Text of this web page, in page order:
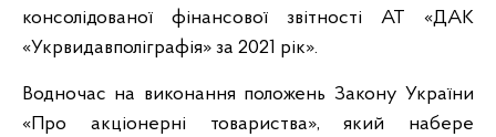
консолідованої фінансової звітності АТ «ДАК
«Укрвидавполіграфія» за 2021 рік».
Водночас на виконання положень Закону України
«Про акціонерні товариства», який набере